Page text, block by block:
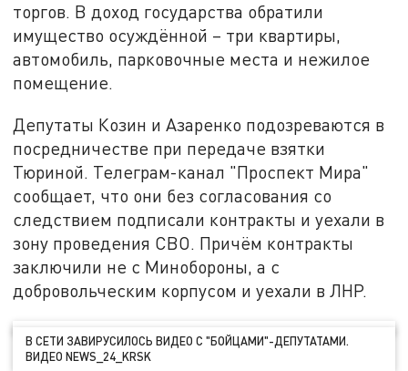
торгов. В доход государства обратили
имущество осуждённой – три квартиры,
автомобиль, парковочные места и нежилое
помещение.
Депутаты Козин и Азаренко подозреваются в
посредничестве при передаче взятки
Тюриной. Телеграм-канал "Проспект Мира"
сообщает, что они без согласования со
следствием подписали контракты и уехали в
зону проведения СВО. Причём контракты
заключили не с Минобороны, а с
добровольческим корпусом и уехали в ЛНР.
В СЕТИ ЗАВИРУСИЛОСЬ ВИДЕО С "БОЙЦАМИ"-ДЕПУТАТАМИ.
ВИДЕО NEWS_24_KRSK